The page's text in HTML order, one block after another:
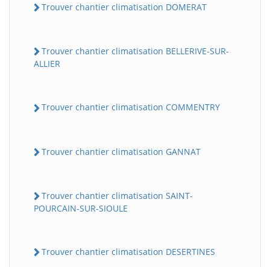
Trouver chantier climatisation DOMERAT
Trouver chantier climatisation BELLERIVE-SUR-
ALLIER
Trouver chantier climatisation COMMENTRY
Trouver chantier climatisation GANNAT
Trouver chantier climatisation SAINT-
POURCAIN-SUR-SIOULE
Trouver chantier climatisation DESERTINES